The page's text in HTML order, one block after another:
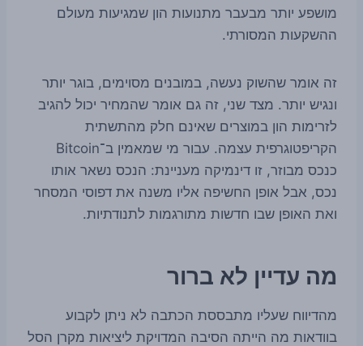
מושפע יותר מבעבר מתנועות הון שמגיעות מעולם
ההשקעות המסורתי.
זה אומר שהשוק נעשה, במובנים מסוימים, בוגר יותר
ונגיש יותר. מצד שני, זה גם אומר שהמחיר יכול להגיב
לזרימות הון במוצרים שאינם חלק מהתשתית
הקריפטוגרפית עצמה. עבור מי שמאמין ב־Bitcoin
כנכס מבוזר, זו דינמיקה מעניינת: הנכס נשאר אותו
נכס, אבל אופן החשיפה אליו משנה את דפוסי המסחר
ואת האופן שבו חדשות מתורגמות לתנודתיות.
מה עדיין לא ברור
מהדיווח שעליו מתבססת הכתבה לא ניתן לקבוע
בוודאות מה הייתה הסיבה המדויקת ליציאות מקרן הסל